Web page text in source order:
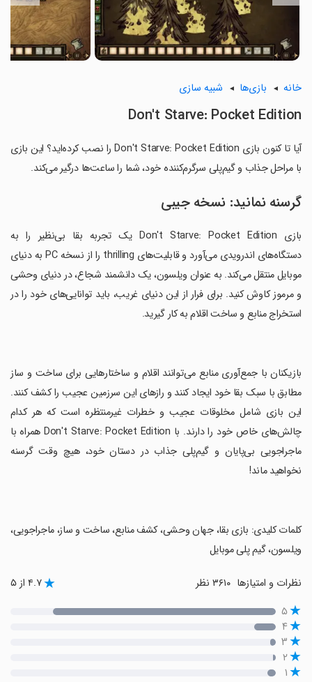
خانه بازی‌ها شبیه سازی
Don't Starve: Pocket Edition
آیا تا کنون بازی Don't Starve: Pocket Edition را نصب کرده‌اید؟ این بازی
با مراحل جذاب و گیم‌پلی سرگرم‌کننده خود، شما را ساعت‌ها درگیر می‌کند.
گرسنه نمانید: نسخه جیبی
بازی Don't Starve: Pocket Edition یک تجربه بقا بی‌نظیر را به
دستگاه‌های اندرویدی می‌آورد و قابلیت‌های thrilling را از نسخه PC به دنیای
موبایل منتقل می‌کند. به عنوان ویلسون، یک دانشمند شجاع، در دنیای وحشی
و مرموز کاوش کنید. برای فرار از این دنیای غریب، باید توانایی‌های خود را در
استخراج منابع و ساخت اقلام به کار گیرید.
‏بازیکنان با جمع‌آوری منابع می‌توانند اقلام و ساختارهایی برای ساخت و ساز
مطابق با سبک بقا خود ایجاد کنند و رازهای این سرزمین عجیب را کشف کنند.
این بازی شامل مخلوقات عجیب و خطرات غیرمنتظره است که هر کدام
چالش‌های خاص خود را دارند. با Don't Starve: Pocket Edition همراه با
ماجراجویی بی‌پایان و گیم‌پلی جذاب در دستان خود، هیچ وقت گرسنه
نخواهید ماند!
‏کلمات کلیدی: بازی بقا، جهان وحشی، کشف منابع، ساخت و ساز، ماجراجویی،
ویلسون، گیم پلی موبایل
نظرات و امتیازها ۴.۷ از ۵
۵
۴
۳
۲
۱